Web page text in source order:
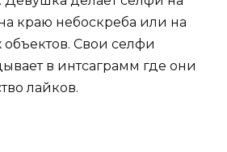
краю небоскреба или на
Свои селфи
в интсаграмм где они
лайков.